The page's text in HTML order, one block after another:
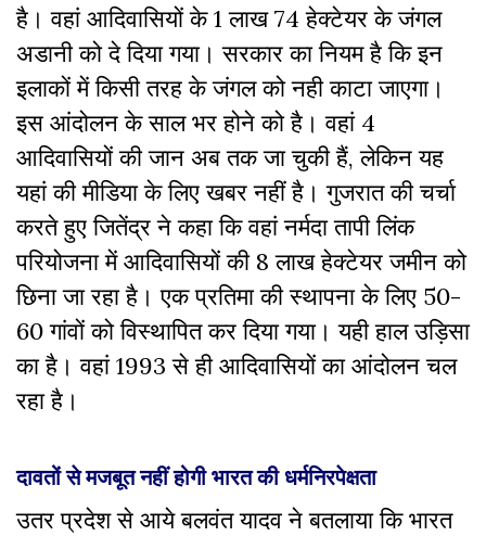
है। वहां आदिवासियों के 1 लाख 74 हेक्टेयर के जंगल
अडानी को दे दिया गया। सरकार का नियम है कि इन
इलाकों में किसी तरह के जंगल को नही काटा जाएगा।
इस आंदोलन के साल भर होने को है। वहां 4
आदिवासियों की जान अब तक जा चुकी हैं, लेकिन यह
यहां की मीडिया के लिए खबर नहीं है। गुजरात की चर्चा
करते हुए जितेंद्र ने कहा कि वहां नर्मदा तापी लिंक
परियोजना में आदिवासियों की 8 लाख हेक्टेयर जमीन को
छिना जा रहा है। एक प्रतिमा की स्थापना के लिए 50-
60 गांवों को विस्थापित कर दिया गया। यही हाल उड़िसा
का है। वहां 1993 से ही आदिवासियों का आंदोलन चल
रहा है।
दावतों से मजबूत नहीं होगी भारत की धर्मनिरपेक्षता
उतर प्रदेश से आये बलवंत यादव ने बतलाया कि भारत